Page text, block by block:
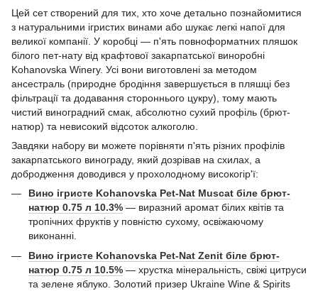
Цей сет створений для тих, хто хоче детально познайомитися
з натуральними ігристих винами або шукає легкі напої для
великої компанії. У коробці — п'ять повноформатних пляшок
білого пет-нату від крафтової закарпатської виноробні
Kohanovska Winery. Усі вони виготовлені за методом
ансестраль (природне бродіння завершується в пляшці без
фільтрації та додавання стороннього цукру), тому мають
чистий виноградний смак, абсолютно сухий профіль (брют-
натюр) та невисокий відсоток алкоголю.
Завдяки набору ви можете порівняти п'ять різних профілів
закарпатського винограду, який дозрівав на схилах, а
добродження доводився у прохолодному високогір'ї:
Вино ігристе Kohanovska Pet-Nat Muscat біле брют-
натюр 0.75 л 10.3% — виразний аромат білих квітів та
тропічних фруктів у повністю сухому, освіжаючому
виконанні.
Вино ігристе Kohanovska Pet-Nat Zenit біле брют-
натюр 0.75 л 10.5% — хрустка мінеральність, свіжі цитруси
та зелене яблуко. Золотий призер Ukraine Wine & Spirits